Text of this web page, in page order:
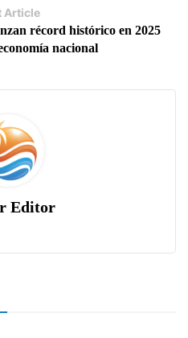
Article
récord histórico en 2025
nacional
Editor